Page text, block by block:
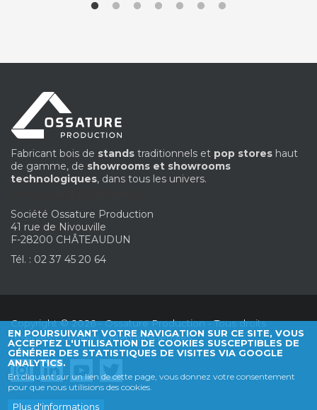
EN POURSUIVANT VOTRE NAVIGATION SUR CE SITE, VOUS
ACCEPTEZ L'UTILISATION DE COOKIES SUSCEPTIBLES DE
GÉNÉRER DES STATISTIQUES DE VISITES VIA GOOGLE
ANALYTICS.
En cliquant sur un lien de cette page, vous donnez votre consentement
pour que nous utilisions des cookies.
Plus d'informations
Fabricant bois de stands traditionnels et pop stores haut
de gamme, de showrooms et showrooms
technologiques, dans tous les univers.
Société Ossature Production
41 rue de Nivouville
F-28200 CHÂTEAUDUN
Tél. : 02 37 45 20 64
Copyright © 2026 - Ossature Production - Tous droits
réservés -Cookies-Mentions légales